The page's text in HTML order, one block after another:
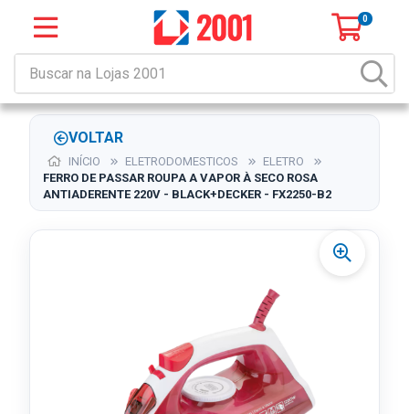
0
VOLTAR
INÍCIO ELETRODOMESTICOS
ELETRO
FERRO DE PASSAR ROUPA A VAPOR À SECO ROSA
ANTIADERENTE 220V - BLACK+DECKER - FX2250-B2